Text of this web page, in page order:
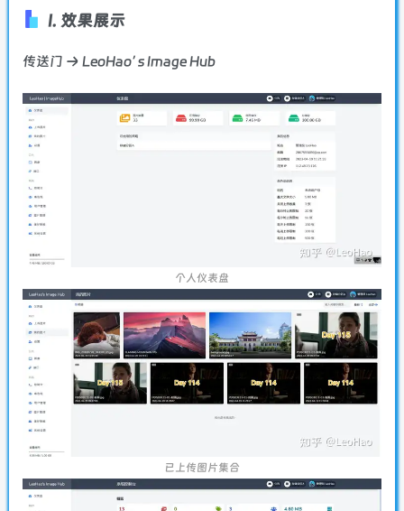
I. 效果展示
传送门 → LeoHao’ s Image Hub
个人仪表盘
已上传图片集合